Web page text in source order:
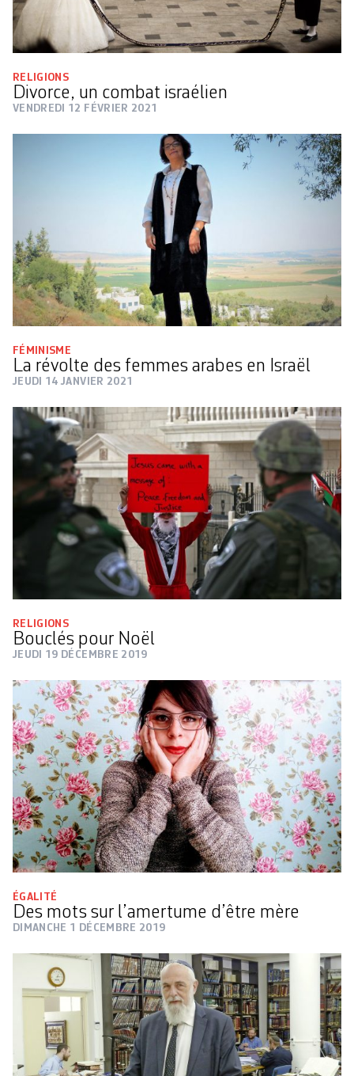
RELIGIONS
Divorce, un combat israélien
VENDREDI 12 FÉVRIER 2021
FÉMINISME
La révolte des femmes arabes en Israël
JEUDI 14 JANVIER 2021
RELIGIONS
Bouclés pour Noël
JEUDI 19 DÉCEMBRE 2019
ÉGALITÉ
Des mots sur l’amertume d’être mère
DIMANCHE 1 DÉCEMBRE 2019